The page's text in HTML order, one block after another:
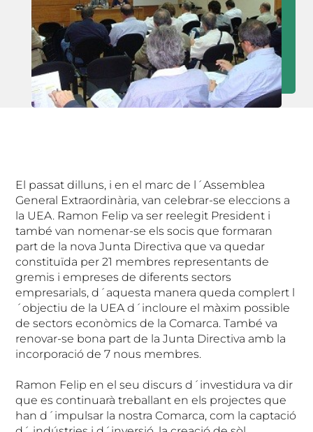
El passat dilluns, i en el marc de l´Assemblea
General Extraordinària, van celebrar-se eleccions a
la UEA. Ramon Felip va ser reelegit President i
també van nomenar-se els socis que formaran
part de la nova Junta Directiva que va quedar
constituïda per 21 membres representants de
gremis i empreses de diferents sectors
empresarials, d´aquesta manera queda complert l
´objectiu de la UEA d´incloure el màxim possible
de sectors econòmics de la Comarca. També va
renovar-se bona part de la Junta Directiva amb la
incorporació de 7 nous membres.
Ramon Felip en el seu discurs d´investidura va dir
que es continuarà treballant en els projectes que
han d´impulsar la nostra Comarca, com la captació